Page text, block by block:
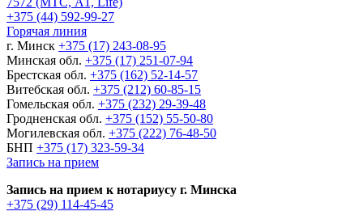
+375 (44) 592-99-27
Горячая линия
г. Минск +375 (17) 243-08-95
Минская обл. +375 (17) 251-07-94
Брестская обл. +375 (162) 52-14-57
Витебская обл. +375 (212) 60-85-15
Гомельская обл. +375 (232) 29-39-48
Гродненская обл. +375 (152) 55-50-80
Могилевская обл. +375 (222) 76-48-50
БНП +375 (17) 323-59-34
Запись на прием
Запись на прием к нотариусу г. Минска
+375 (29) 114-45-45